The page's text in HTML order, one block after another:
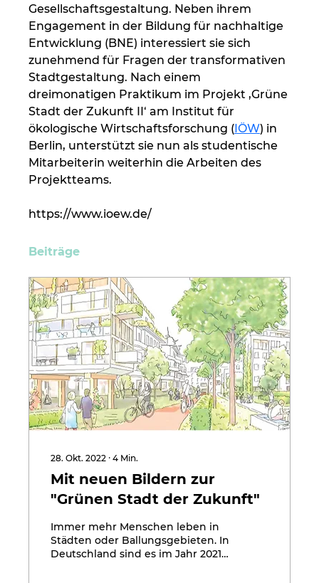
Gesellschaftsgestaltung. Neben ihrem
Engagement in der Bildung für nachhaltige
Entwicklung (BNE) interessiert sie sich
zunehmend für Fragen der transformativen
Stadtgestaltung. Nach einem
dreimonatigen Praktikum im Projekt ‚Grüne
Stadt der Zukunft II‘ am Institut für
ökologische Wirtschaftsforschung ( IÖW) in
Berlin, unterstützt sie nun als studentische
Mitarbeiterin weiterhin die Arbeiten des
Projektteams.
https://www.ioew.de/
Beiträge
28. Okt. 2022 ∙ 4 Min.
Mit neuen Bildern zur
"Grünen Stadt der Zukunft"
Immer mehr Menschen leben in
Städten oder Ballungsgebieten. In
Deutschland sind es im Jahr 2021